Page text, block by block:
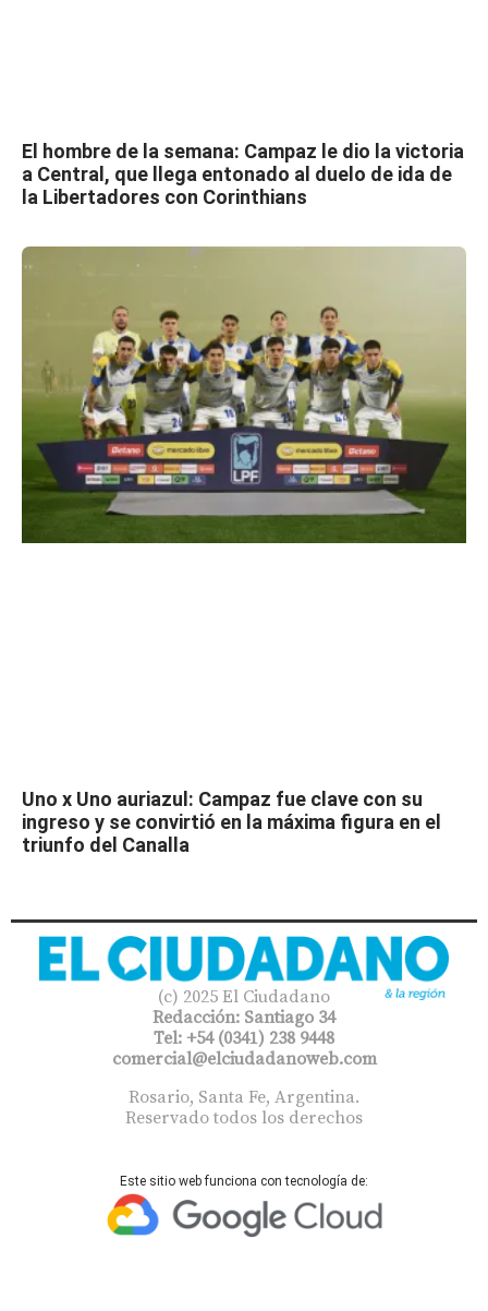
El hombre de la semana: Campaz le dio la victoria
a Central, que llega entonado al duelo de ida de
la Libertadores con Corinthians
Uno x Uno auriazul: Campaz fue clave con su
ingreso y se convirtió en la máxima figura en el
triunfo del Canalla
(c) 2025 El Ciudadano
Redacción: Santiago 34
Tel: +54 (0341) 238 9448
comercial@elciudadanoweb.com​
Rosario, Santa Fe, Argentina.
Reservado todos los derechos
Este sitio web funciona con tecnología de: